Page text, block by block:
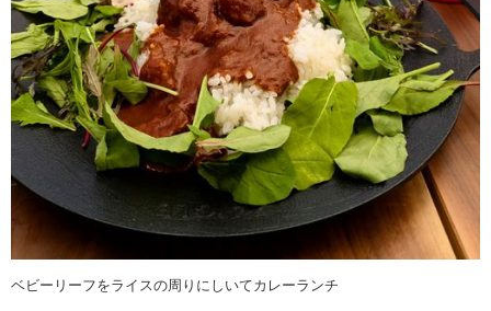
ベビーリーフをライスの周りにしいてカレーランチ